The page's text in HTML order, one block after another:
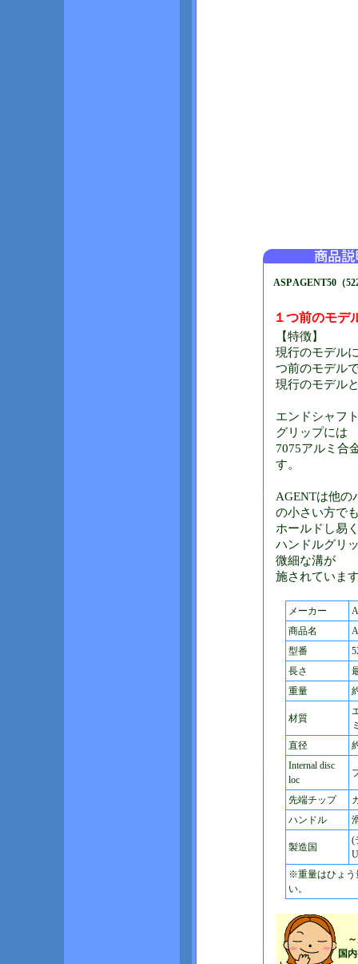
ASP AGENT50（
１つ前のモデ
【特徴】
現行のモデル
つ前のモデル
現行のモデル
エンドシャフ
グリップには
7075アルミ合
す。
AGENTは他の
の小さい方で
ホールドし易
ハンドルグリ
微細な溝が
施されていま
メーカー
商品名
型番
長さ
重量
材質
直径
Internal disc
loc
先端チップ
ハンドル
製造国
(
※重量はひょう
い。
～
国